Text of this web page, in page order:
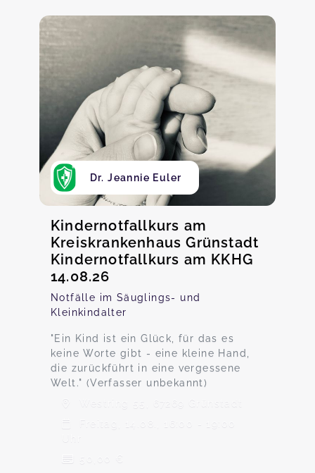
Dr. Jeannie Euler
Kindernotfallkurs am
Kreiskrankenhaus Grünstadt
Kindernotfallkurs am KKHG
14.08.26
Notfälle im Säuglings- und
Kleinkindalter
"Ein Kind ist ein Glück, für das es
keine Worte gibt - eine kleine Hand,
die zurückführt in eine vergessene
Welt." (Verfasser unbekannt)
Westring 55, 67269 Grünstadt
Freitag, 14.08., 16:00 - 19:00
50,00 €